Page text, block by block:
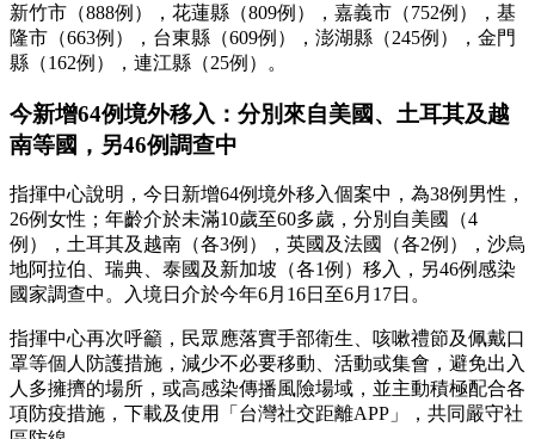
新竹市（888例），花蓮縣（809例），嘉義市（752例），基
隆市（663例），台東縣（609例），澎湖縣（245例），金門
縣（162例），連江縣（25例）。
今新增64例境外移入：分別來自美國、土耳其及越
南等國，另46例調查中
指揮中心說明，今日新增64例境外移入個案中，為38例男性，
26例女性；年齡介於未滿10歲至60多歲，分別自美國（4
例），土耳其及越南（各3例），英國及法國（各2例），沙烏
地阿拉伯、瑞典、泰國及新加坡（各1例）移入，另46例感染
國家調查中。入境日介於今年6月16日至6月17日。
指揮中心再次呼籲，民眾應落實手部衛生、咳嗽禮節及佩戴口
罩等個人防護措施，減少不必要移動、活動或集會，避免出入
人多擁擠的場所，或高感染傳播風險場域，並主動積極配合各
項防疫措施，下載及使用「台灣社交距離APP」，共同嚴守社